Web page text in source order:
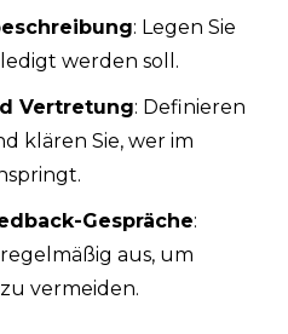
: Legen Sie
werden soll.
Vertretung: Definieren
klären Sie, wer im
Gespräche:
aus, um
vermeiden.